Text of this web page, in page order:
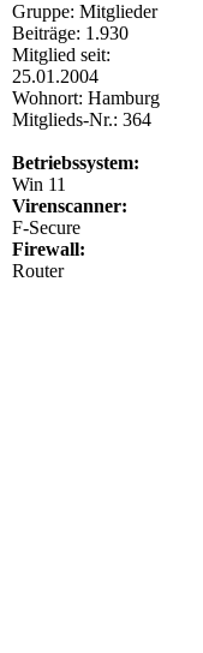
Gruppe: Mitglieder
Beiträge: 1.930
Mitglied seit:
25.01.2004
Wohnort: Hamburg
Mitglieds-Nr.: 364
Betriebssystem:
Win 11
Virenscanner:
F-Secure
Firewall:
Router